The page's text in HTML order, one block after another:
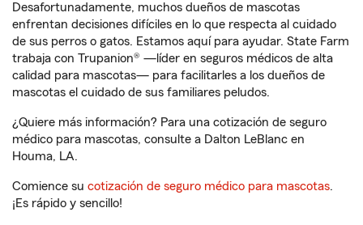
Desafortunadamente, muchos dueños de mascotas
enfrentan decisiones difíciles en lo que respecta al cuidado
de sus perros o gatos. Estamos aquí para ayudar. State Farm
trabaja con Trupanion® —líder en seguros médicos de alta
calidad para mascotas— para facilitarles a los dueños de
mascotas el cuidado de sus familiares peludos.
¿Quiere más información? Para una cotización de seguro
médico para mascotas, consulte a Dalton LeBlanc en
Houma, LA.
Comience su cotización de seguro médico para mascotas.
¡Es rápido y sencillo!